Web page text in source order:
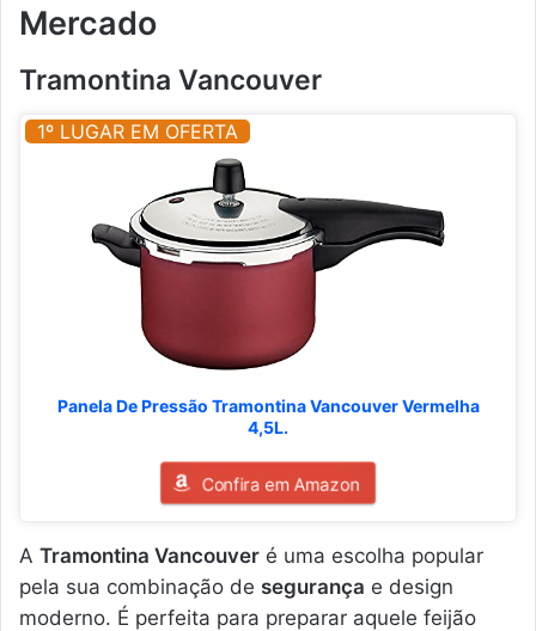
Mercado
Tramontina Vancouver
1º LUGAR EM OFERTA
Panela De Pressão Tramontina Vancouver Vermelha
4,5L.
Confira em Amazon
A Tramontina Vancouver é uma escolha popular
pela sua combinação de segurança e design
moderno. É perfeita para preparar aquele feijão